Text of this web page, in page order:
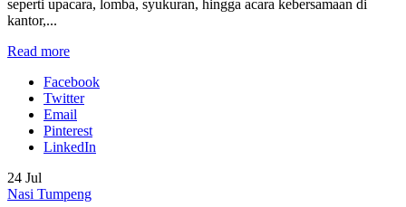
seperti upacara, lomba, syukuran, hingga acara kebersamaan di
kantor,...
Read more
Facebook
Twitter
Email
Pinterest
LinkedIn
24 Jul
Nasi Tumpeng